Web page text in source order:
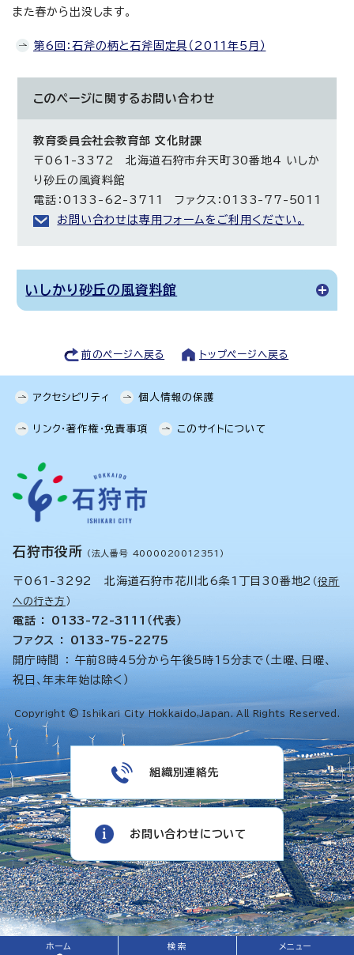
また春から出没します。
第6回：石斧の柄と石斧固定具（2011年5月）
このページに関する お問い合わせ
教育委員会社会教育部 文化財課
〒061-3372 北海道石狩市弁天町30番地4 いしか
り砂丘の風資料館
電話：0133-62-3711 ファクス：0133-77-5011
お問い合わせは専用フォームをご利用ください。
いしかり砂丘の風資料館
前のページへ戻る トップページへ戻る
ホーム 検索 メニュー
アクセシビリティ 個人情報の保護
リンク・著作権・免責事項 このサイトについて
石狩市役所 （法人番号 4000020012351）
〒061-3292 北海道石狩市花川北6条1丁目30番地2 （役所
への行き方 ）
電話 ： 0133-72-3111（代表）
ファクス ： 0133-75-2275
開庁時間 ： 午前8時45分から午後5時15分まで（土曜、日曜、
祝日、年末年始は除く）
Copyright © Ishikari City Hokkaido,Japan. All Rights Reserved.
組織別連絡先
お問い合わせについて